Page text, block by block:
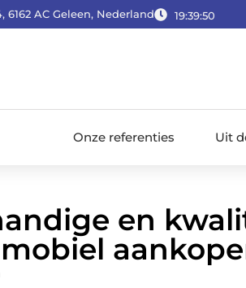
6162 AC Geleen, Nederland 19:39:51
Onze referenties Uit
en